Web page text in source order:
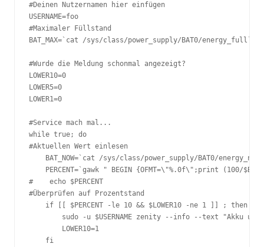
#Deinen Nutzernamen hier einfügen
USERNAME=foo
#Maximaler Füllstand
BAT_MAX=`cat /sys/class/power_supply/BAT0/energy_full`
#Wurde die Meldung schonmal angezeigt?
LOWER10=0
LOWER5=0
LOWER1=0
#Service mach mal...
while true; do
#Aktuellen Wert einlesen
BAT_NOW=`cat /sys/class/power_supply/BAT0/energy_now`
PERCENT=`gawk " BEGIN {OFMT=\"%.0f\";print (100/
#    echo $PERCENT
#Überprüfen auf Prozentstand
if [[ $PERCENT -le 10 && $LOWER10 -ne 1 ]] ; then
sudo -u $USERNAME zenity --info --text "Akku unter
LOWER10=1
fi